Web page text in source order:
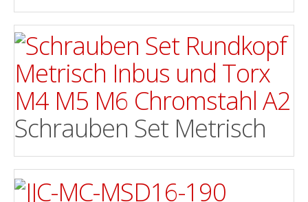
Schrauben Set Metrisch